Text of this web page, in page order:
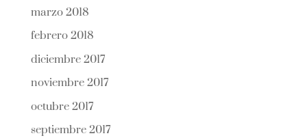
marzo 2018
febrero 2018
diciembre 2017
noviembre 2017
octubre 2017
septiembre 2017